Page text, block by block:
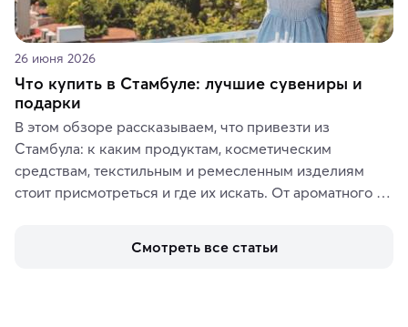
26 июня 2026
Что купить в Стамбуле: лучшие сувениры и
подарки
В этом обзоре рассказываем, что привезти из
Стамбула: к каким продуктам, косметическим
средствам, текстильным и ремесленным изделиям
стоит присмотреться и где их искать. От ароматного
аутентичных лавках — в подарок близким или себе на
Смотреть все статьи